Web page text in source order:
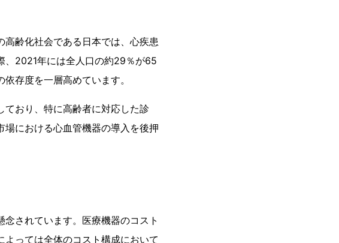
齢化社会である日本では、心疾患
、2021年には全人口の約29％が65
存度を一層高めています。
ており、特に高齢者に対応した診
における心血管機器の導入を後押
されています。医療機器のコスト
っては全体のコスト構成において